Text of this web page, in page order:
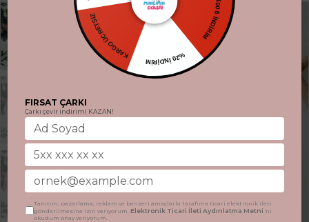
100 ₺ İNDİRİM
%20 İNDİRİM
KARGO ÜCRETSİZ
FIRSAT ÇARKI
Çarkı çevir indirimi KAZAN!
Tanıtım, pazarlama, reklam ve benzeri amaçlarla tarafıma ticari elektronik ileti
gönderilmesine izin veriyorum. Elektronik Ticari İleti Aydınlatma Metni 'ni
okudum onay veriyorum.